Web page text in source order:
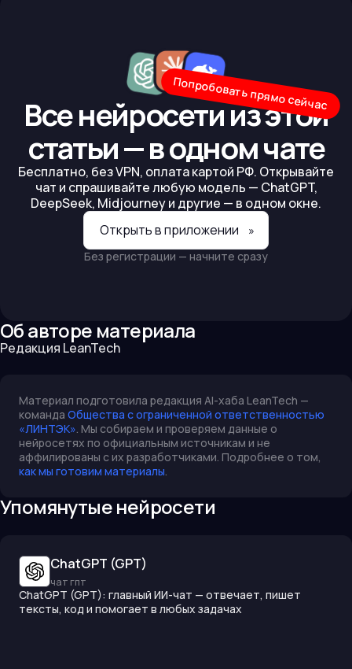
Все нейросети из этой
статьи — в одном чате
Попробовать прямо сейчас
Бесплатно, без VPN, оплата картой РФ. Открывайте
чат и спрашивайте любую модель — ChatGPT,
DeepSeek, Midjourney и другие — в одном окне.
Открыть в приложении
»
Без регистрации — начните сразу
Об авторе материала
Редакция LeanTech
Материал подготовила редакция AI-хаба LeanTech —
команда Общества с ограниченной ответственностью
«ЛИНТЭК». Мы собираем и проверяем данные о
нейросетях по официальным источникам и не
аффилированы с их разработчиками. Подробнее о том,
как мы готовим материалы.
Упомянутые нейросети
ChatGPT (GPT)
чат гпт
ChatGPT (GPT): главный ИИ-чат — отвечает, пишет
тексты, код и помогает в любых задачах